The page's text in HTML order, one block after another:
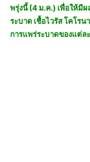
พรุ่งนี้ (4 ม.ค.) เพื่อให้มี
ระบาด เชื้อไวรัส โคโร
การแพร่ระบาดของแต่